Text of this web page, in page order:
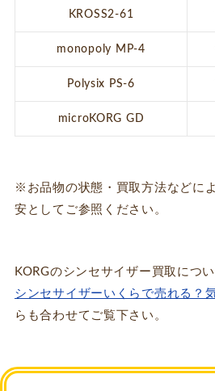
KROSS2-61
monopoly MP-4
Polysix PS-6
microKORG GD
※お品物の状態・買取方法などに
安としてご参照ください。
KORGのシンセサイザー買取につ
シンセサイザーいくらで売れる？
らも合わせてご覧下さい。